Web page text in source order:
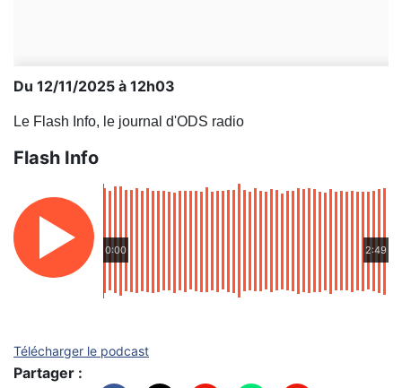
Du 12/11/2025 à 12h03
Le Flash Info, le journal d'ODS radio
Flash Info
0:00 2:49
Télécharger le podcast
Partager :